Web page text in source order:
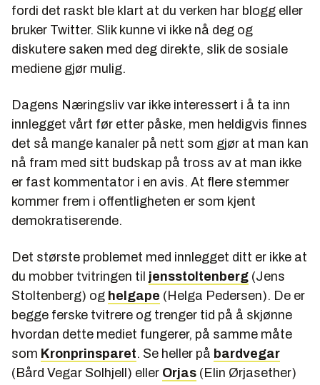
fordi det raskt ble klart at du verken har blogg eller
bruker Twitter. Slik kunne vi ikke nå deg og
diskutere saken med deg direkte, slik de sosiale
mediene gjør mulig.
Dagens Næringsliv var ikke interessert i å ta inn
innlegget vårt før etter påske, men heldigvis finnes
det så mange kanaler på nett som gjør at man kan
nå fram med sitt budskap på tross av at man ikke
er fast kommentator i en avis. At flere stemmer
kommer frem i offentligheten er som kjent
demokratiserende.
Det største problemet med innlegget ditt er ikke at
du mobber tvitringen til jensstoltenberg (Jens
Stoltenberg) og helgape (Helga Pedersen). De er
begge ferske tvitrere og trenger tid på å skjønne
hvordan dette mediet fungerer, på samme måte
som Kronprinsparet. Se heller på bardvegar
(Bård Vegar Solhjell) eller Orjas (Elin Ørjasether)